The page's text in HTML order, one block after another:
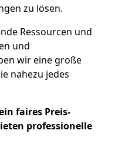
zu lösen.
Ressourcen und
und
wir eine große
nahezu jedes
faires Preis-
professionelle